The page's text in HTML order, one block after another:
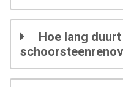
Hoe lang duurt